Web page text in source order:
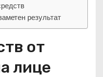
результат
от
лице